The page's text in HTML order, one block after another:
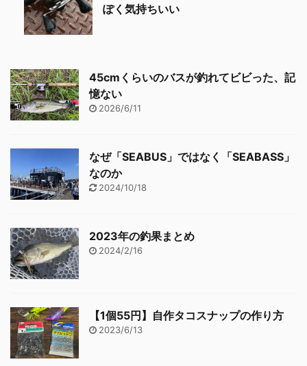
ぽく気持ちいい
45cmくらいのバスが釣れてビビった、記
憶ない
2026/6/11
なぜ「SEABUS」ではなく「SEABASS」
なのか
2024/10/18
2023年の釣果まとめ
2024/2/16
【1個55円】自作タコスナップの作り方
2023/6/13